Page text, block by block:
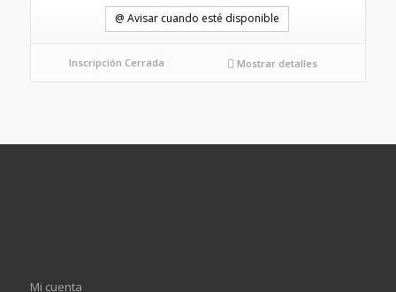
@ Avisar cuando esté disponible
Inscripción Cerrada Mostrar detalles
Mi cuenta